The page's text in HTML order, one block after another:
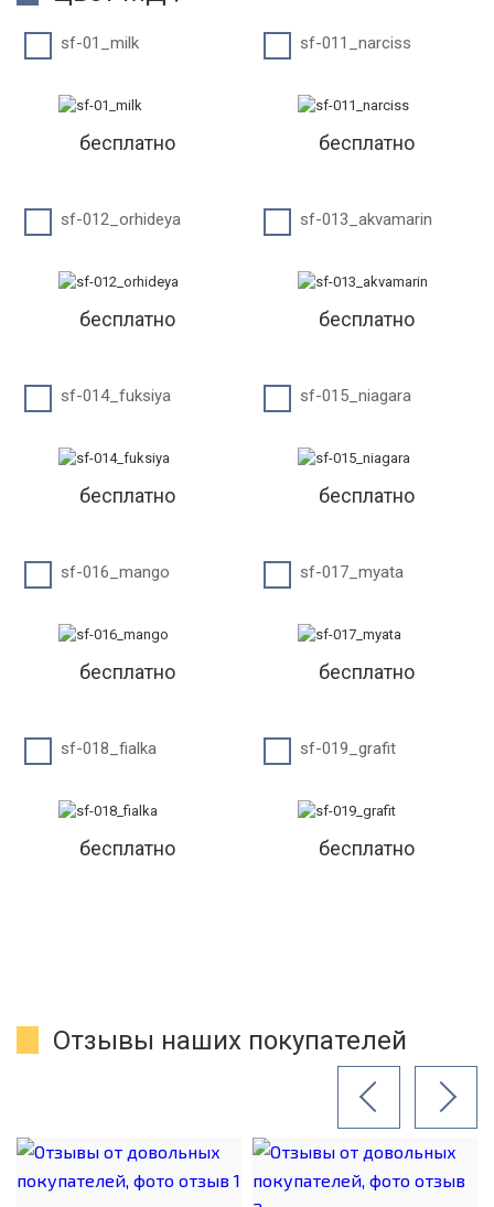
sf-01_milk
бесплатно
sf-011_narciss
бесплатно
sf-012_orhideya
бесплатно
sf-013_akvamarin
бесплатно
sf-014_fuksiya
бесплатно
sf-015_niagara
бесплатно
sf-016_mango
бесплатно
sf-017_myata
бесплатно
sf-018_fialka
бесплатно
sf-019_grafit
бесплатно
Отзывы наших покупателей